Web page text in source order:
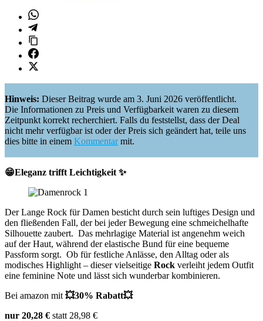
Hinweis: Dieser Beitrag wurde am 3. Juni 2026 veröffentlicht.
Die Informationen zu Preis und Verfügbarkeit waren zu diesem
Zeitpunkt korrekt recherchiert. Falls du feststellst, dass der Deal
nicht mehr verfügbar ist oder der Preis sich geändert hat, teile uns
dies bitte in einem Kommentarmit.
😁Eleganz trifft Leichtigkeit ✨
Der Lange Rock für Damen besticht durch sein luftiges Design und
den fließenden Fall, der bei jeder Bewegung eine schmeichelhafte
Silhouette zaubert. Das mehrlagige Material ist angenehm weich
auf der Haut, während der elastische Bund für eine bequeme
Passform sorgt. Ob für festliche Anlässe, den Alltag oder als
modisches Highlight – dieser vielseitige Rock verleiht jedem Outfit
eine feminine Note und lässt sich wunderbar kombinieren.
Bei amazon mit 💥30% Rabatt💥
nur 20,28 € statt 28,98 €